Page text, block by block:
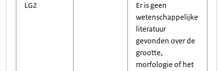
LG2
Er is geen
wetenschappelijke
literatuur
gevonden over de
grootte,
morfologie of het